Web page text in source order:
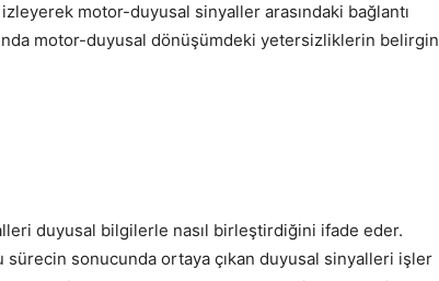
motor-duyusal sinyaller arasındaki bağlantı
motor-duyusal dönüşümdeki yetersizliklerin belirgin
duyusal bilgilerle nasıl birleştirdiğini ifade eder.
sonucunda ortaya çıkan duyusal sinyalleri işler